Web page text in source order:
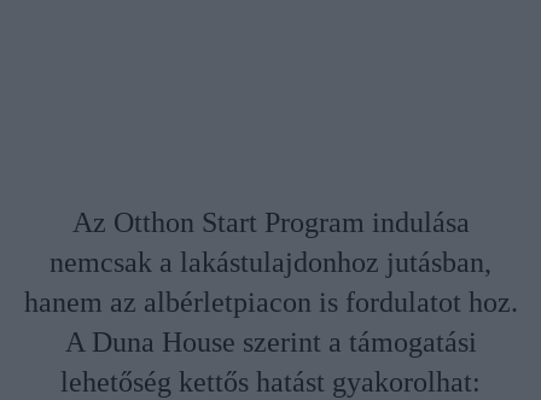
Az Otthon Start Program indulása
nemcsak a lakástulajdonhoz jutásban,
hanem az albérletpiacon is fordulatot hoz.
A Duna House szerint a támogatási
lehetőség kettős hatást gyakorolhat: